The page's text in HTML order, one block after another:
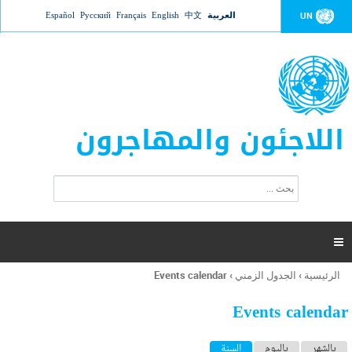
Jump to navigation UN العربية 中文
English
Français
Русский
Español
اللاجئون والمهاجرون
ت
ر
ل
ح
ب

أنت
هنا
الرئيسية › الجدول الزمني ›
Events calendar
Events calendar